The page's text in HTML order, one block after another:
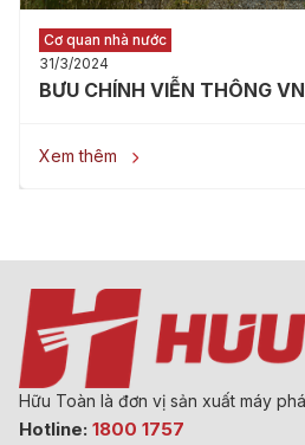
Cơ quan nhà nước
31/3/2024
BƯU CHÍNH VIỄN THÔNG
Xem thêm 
Hữu Toàn là đơn vị sản xuất máy
Hotline: 1800 1757